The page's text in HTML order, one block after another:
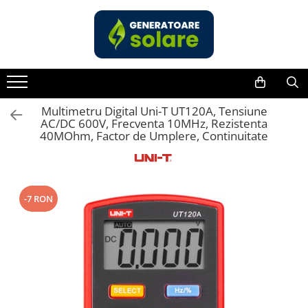
Acasa
Statii de Alimentare Portabile
Cauta dupa capacitate
Pana in 1000W
Peste 3000W
Cauta dupa marca
Multimetru Digital Uni-T UT120A, Tensiune
AC/DC 600V, Frecventa 10MHz, Rezistenta
40MOhm, Factor de Umplere, Continuitate
-7 RON